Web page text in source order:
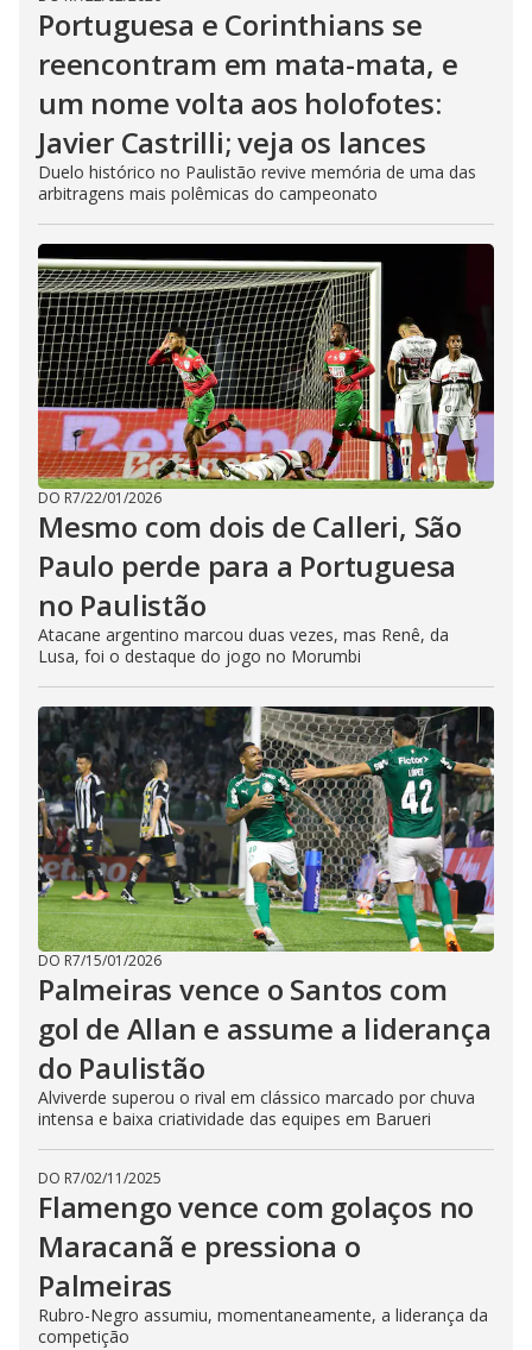
Portuguesa e Corinthians se
reencontram em mata-mata, e
um nome volta aos holofotes:
Javier Castrilli; veja os lances
Duelo histórico no Paulistão revive memória de uma das
arbitragens mais polêmicas do campeonato
DO R7/22/01/2026
Mesmo com dois de Calleri, São
Paulo perde para a Portuguesa
no Paulistão
Atacane argentino marcou duas vezes, mas Renê, da
Lusa, foi o destaque do jogo no Morumbi
DO R7/15/01/2026
Palmeiras vence o Santos com
gol de Allan e assume a liderança
do Paulistão
Alviverde superou o rival em clássico marcado por chuva
intensa e baixa criatividade das equipes em Barueri
DO R7/02/11/2025
Flamengo vence com golaços no
Maracanã e pressiona o
Palmeiras
Rubro-Negro assumiu, momentaneamente, a liderança da
competição